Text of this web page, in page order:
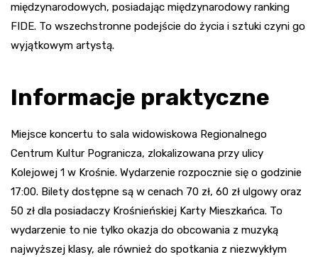
międzynarodowych, posiadając międzynarodowy ranking
FIDE. To wszechstronne podejście do życia i sztuki czyni go
wyjątkowym artystą.
Informacje praktyczne
Miejsce koncertu to sala widowiskowa Regionalnego
Centrum Kultur Pogranicza, zlokalizowana przy ulicy
Kolejowej 1 w Krośnie. Wydarzenie rozpocznie się o godzinie
17:00. Bilety dostępne są w cenach 70 zł, 60 zł ulgowy oraz
50 zł dla posiadaczy Krośnieńskiej Karty Mieszkańca. To
wydarzenie to nie tylko okazja do obcowania z muzyką
najwyższej klasy, ale również do spotkania z niezwykłym